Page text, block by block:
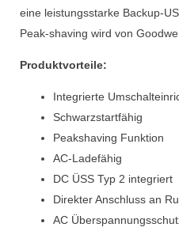
eine leistungsstarke Backup-
Peak-shaving wird von
Produktvorteile:
Integrierte
Schwarzstartfähig
Peakshaving Funktion
AC-Ladefähig
DC ÜSS Typ 2 integriert
Direkter Anschluss an
AC